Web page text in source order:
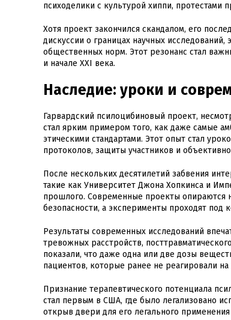
психоделики с культурой хиппи,
Хотя проект закончился скандалом, его
дискуссии о границах научных
общественных норм. Этот резонанс стал
и начале XXI века.
Наследие: уроки и
Гарвардский псилоцибиновый проект,
стал ярким примером того, как даже самые
этическими стандартами. Этот опыт стал
протоколов, защиты участников и
После нескольких десятилетий забвения
такие как Университет Джона Хопкинса и
прошлого. Современные проекты опираются
безопасности, а эксперименты проходят
Результаты современных исследований
тревожных расстройств,
показали, что даже одна или две дозы
пациентов, которые ранее не реагировали на
Признание терапевтического потенциала
стал первым в США, где было легализовано
открыв двери для его легального